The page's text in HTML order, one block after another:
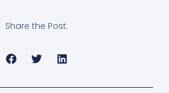
Share the Post: